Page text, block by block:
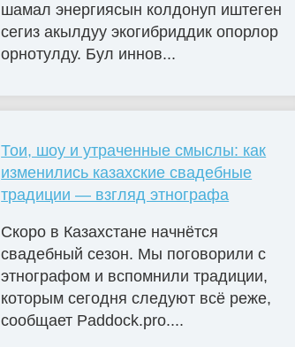
шамал энергиясын колдонуп иштеген
сегиз акылдуу экогибриддик опорлор
орнотулду. Бул иннов...
Тои, шоу и утраченные смыслы: как
изменились казахские свадебные
традиции — взгляд этнографа
Скоро в Казахстане начнётся
свадебный сезон. Мы поговорили с
этнографом и вспомнили традиции,
которым сегодня следуют всё реже,
сообщает Paddock.pro....